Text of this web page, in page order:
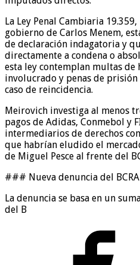
La Ley Penal Cambiaria
gobierno de Carlos Menem,
de declaración indagatoria y
directamente a condena o
esta ley contemplan multas de
involucrado y penas de prisión
caso de reincidencia.
Meirovich investiga al menos
pagos de Adidas, Conmebol y
intermediarios de derechos
que habrían eludido el
de Miguel Pesce al frente del
### Nueva denuncia del BCRA
La denuncia se basa en un
del B